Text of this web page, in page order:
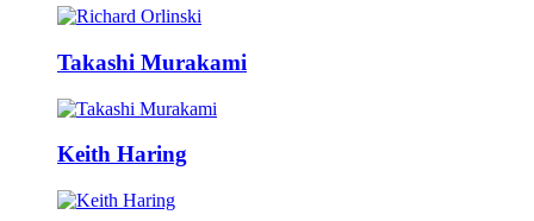
Takashi Murakami
Keith Haring